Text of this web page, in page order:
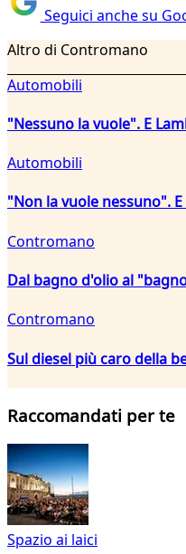
Seguici anche su
Altro di Contromano
Automobili
"Nessuno la vuole". E
Automobili
"Non la vuole nessuno".
Contromano
Dal bagno d'olio al
Contromano
Sul diesel più caro della
Raccomandati per te
Spazio ai laici